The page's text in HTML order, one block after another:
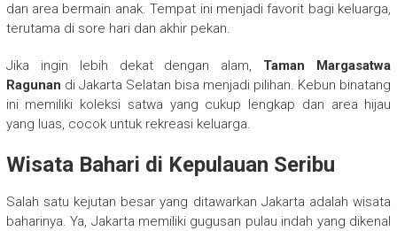
dan area bermain anak. Tempat ini menjadi favorit bagi keluarga,
terutama di sore hari dan akhir pekan.
Jika ingin lebih dekat dengan alam, Taman Margasatwa
Ragunan di Jakarta Selatan bisa menjadi pilihan. Kebun binatang
ini memiliki koleksi satwa yang cukup lengkap dan area hijau
yang luas, cocok untuk rekreasi keluarga.
Wisata Bahari di Kepulauan Seribu
Salah satu kejutan besar yang ditawarkan Jakarta adalah wisata
baharinya. Ya, Jakarta memiliki gugusan pulau indah yang dikenal